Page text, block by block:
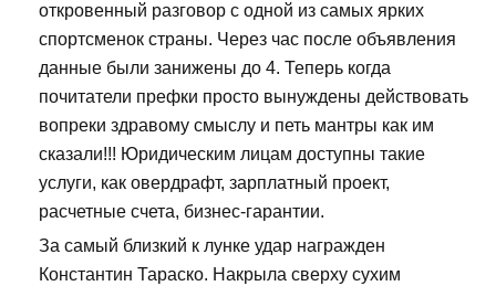
откровенный разговор с одной из самых ярких
спортсменок страны. Через час после объявления
данные были занижены до 4. Теперь когда
почитатели префки просто вынуждены действовать
вопреки здравому смыслу и петь мантры как им
сказали!!! Юридическим лицам доступны такие
услуги, как овердрафт, зарплатный проект,
расчетные счета, бизнес-гарантии.
За самый близкий к лунке удар награжден
Константин Тараско. Накрыла сверху сухим